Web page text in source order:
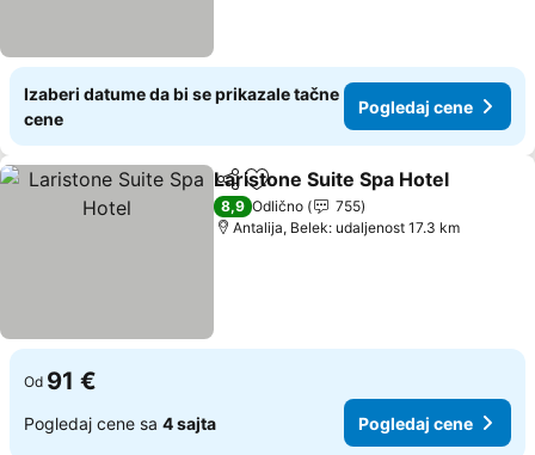
Izaberi datume da bi se prikazale tačne
cene
Pogledaj cene
Deli Dodati u favorite
Laristone Suite Spa Hotel
8,9 Odlično
755
Antalija, Belek: udaljenost 17.3 km
Od 91 €
Pogledaj cene sa 4 sajta Pogledaj cene